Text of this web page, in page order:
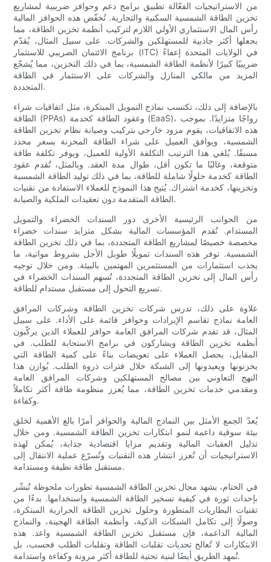
من الاستراتيجيات الفعّالة تطبيق برامج دعم وحوافز ضريبية لمشاريع
تخزين الطاقة الشمسية السكنية والتجارية. تُخفّض هذه الحوافز المالية
رأس المال الاستثماري الأولي اللازم لتركيب أنظمة تخزين الطاقة، مما
يجعلها أكثر جاذبية للمستهلكين والشركات. على سبيل المثال، يُقدّم
برنامج الائتمان الضريبي للاستثمار (ITC) في الولايات المتحدة إعفاءً
ضريبيًا كبيرًا لأنظمة الطاقة الشمسية، بما في ذلك التخزين، مما يُشجّع
المزيد من مالكي المنازل والشركات على الاستثمار في الطاقة
المتجددة.
بالإضافة إلى ذلك، تكتسب نماذج التمويل المبتكرة، مثل اتفاقيات شراء
الطاقة (PPAs) وعقود الطاقة كخدمة (EaaS)، رواجًا متزايدًا. بموجب
هذه الاتفاقيات، يقوم مزود خارجي بتركيب وصيانة نظام تخزين الطاقة
الشمسية، ويوافق العميل على شراء الطاقة المخزنة بسعر محدد
مسبقًا. يُلغي هذا الترتيب التكلفة الأولية للعميل، ويوفر تكلفة طاقة
متوقعة، وغالبًا ما تكون أقل، طوال مدة العقد. وبالمثل، تُقدم عقود
الطاقة كخدمة حلولًا شاملة للطاقة، بما في ذلك توليد الطاقة الشمسية
وتخزينها، كخدمة اشتراك. يُتيح هذا النموذج للعملاء الاستفادة من تقنيات
الطاقة المتقدمة دون تعقيدات الملكية والصيانة.
من الجوانب الرئيسية الأخرى دور السندات الخضراء والتمويل
المستدام. تُقدم المؤسسات المالية بشكل متزايد سندات خضراء
مخصصة خصيصًا لمشاريع الطاقة المتجددة، بما في ذلك تخزين الطاقة
الشمسية. توفر هذه السندات تمويلًا طويل الأجل بشروط مواتية، ما
يجذب استثمارات من المستثمرين المهتمين بالبيئة. ومن خلال توجيه
رأس المال إلى تخزين الطاقة المتجددة، تُسهم السندات الخضراء في
تسريع التحول إلى مستقبل مستدام للطاقة.
علاوة على ذلك، تدرس شركات تخزين الطاقة وشركات المرافق
العامة نماذج تقاسم الإيرادات وحوافز قائمة على الأداء. على سبيل
المثال، قد تقدم شركات المرافق العامة حوافز للعملاء الذين يركّبون
أنظمة تخزين الطاقة ويشاركون في برامج الاستجابة للطلب. في
المقابل، يحصل العملاء على تعويضات بناءً على كمية الطاقة التي
يخزنونها ويعيدونها إلى الشبكة خلال فترات ذروة الطلب. يُوازن هذا
النهج التعاوني بين مصالح المستهلكين وشركات المرافق العامة
ومقدمي خدمات تخزين الطاقة، مما يُعزز منظومة طاقة أكثر تكاملاً
وكفاءة.
يُعدّ الجمع الأمثل بين النماذج المالية والحوافز أمرًا بالغ الأهمية لخلق
بيئة سوقية داعمة لنمو ابتكارات تخزين الطاقة الشمسية. ومن خلال
تذليل العقبات المالية وتقديم مزايا اقتصادية جذابة، يُمكن لهذه
الاستراتيجيات أن تُعزز انتشار هذه التقنيات وتُسرّع عملية الانتقال إلى
مستقبل طاقة نظيفة ومستدامة.
في الختام، يشهد مجال تخزين الطاقة الشمسية تطورات ملحوظة تُبشّر
بإحداث ثورة في كيفية تسخير الطاقة الشمسية واستخدامها. بدءًا من
تقنيات البطاريات المتطورة وحلول تخزين الطاقة الحرارية المبتكرة،
وصولًا إلى تكامل الشبكات الذكية، وأنظمة الطاقة الهجينة، والنماذج
المالية الداعمة، فإن مستقبل تخزين الطاقة الشمسية واعد. هذه
الابتكارات لا تُعالج تحديات تقلبات الطاقة وتقلبات الطلب فحسب، بل
تُمهد الطريق أيضًا لبنية تحتية للطاقة أكثر مرونة وكفاءة واستدامة.